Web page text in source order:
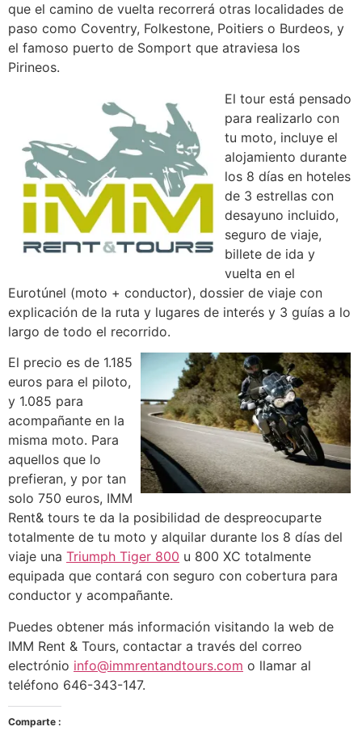
que el camino de vuelta recorrerá otras localidades de
paso como Coventry, Folkestone, Poitiers o Burdeos, y
el famoso puerto de Somport que atraviesa los
Pirineos.
El tour está pensado
para realizarlo con
tu moto, incluye el
alojamiento durante
los 8 días en hoteles
de 3 estrellas con
desayuno incluido,
seguro de viaje,
billete de ida y
vuelta en el
Eurotúnel (moto + conductor), dossier de viaje con
explicación de la ruta y lugares de interés y 3 guías a lo
largo de todo el recorrido.
El precio es de 1.185
euros para el piloto,
y 1.085 para
acompañante en la
misma moto. Para
aquellos que lo
prefieran, y por tan
solo 750 euros, IMM
Rent& tours te da la posibilidad de despreocuparte
totalmente de tu moto y alquilar durante los 8 días del
viaje una Triumph Tiger 800 u 800 XC totalmente
equipada que contará con seguro con cobertura para
conductor y acompañante.
Puedes obtener más información visitando la web de
IMM Rent & Tours, contactar a través del correo
electrónio info@immrentandtours.com o llamar al
teléfono 646-343-147.
Comparte :